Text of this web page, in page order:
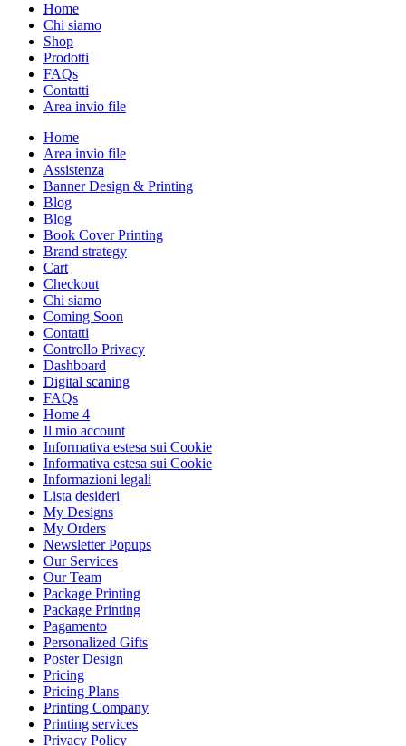
Home
Chi siamo
Shop
Prodotti
FAQs
Contatti
Area invio file
Home
Area invio file
Assistenza
Banner Design & Printing
Blog
Blog
Book Cover Printing
Brand strategy
Cart
Checkout
Chi siamo
Coming Soon
Contatti
Controllo Privacy
Dashboard
Digital scaning
FAQs
Home 4
Il mio account
Informativa estesa sui Cookie
Informativa estesa sui Cookie
Informazioni legali
Lista desideri
My Designs
My Orders
Newsletter Popups
Our Services
Our Team
Package Printing
Package Printing
Pagamento
Personalized Gifts
Poster Design
Pricing
Pricing Plans
Printing Company
Printing services
Privacy Policy